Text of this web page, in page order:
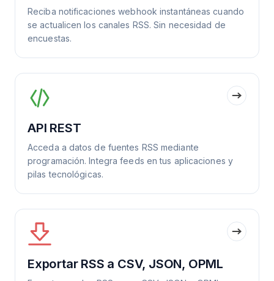
Reciba notificaciones webhook instantáneas cuando
se actualicen los canales RSS. Sin necesidad de
encuestas.
API REST
Acceda a datos de fuentes RSS mediante
programación. Integra feeds en tus aplicaciones y
pilas tecnológicas.
Exportar RSS a CSV, JSON, OPML